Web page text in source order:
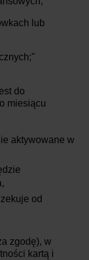
lub
do
miesiącu
aktywowane w
od
zgodę), w
kartą i